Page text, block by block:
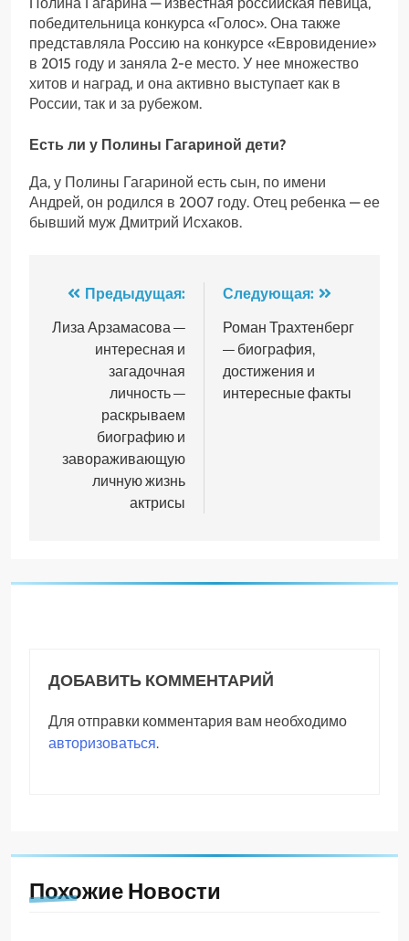
победительница конкурса «Голос». Она также
представляла Россию на конкурсе «Евровидение»
в 2015 году и заняла 2-е место. У нее множество
хитов и наград, и она активно выступает как в
России, так и за рубежом.
Есть ли у Полины Гагариной дети?
Да, у Полины Гагариной есть сын, по имени
Андрей, он родился в 2007 году. Отец ребенка — ее
бывший муж Дмитрий Исхаков.
Навигация
по
записям
Предыдущая:
Лиза Арзамасова —
интересная и
загадочная
личность —
раскрываем
биографию и
завораживающую
личную жизнь
актрисы
Следующая:
Роман Трахтенберг
— биография,
достижения и
интересные факты
ДОБАВИТЬ КОММЕНТАРИЙ
Для отправки комментария вам необходимо
авторизоваться.
Похожие Новости